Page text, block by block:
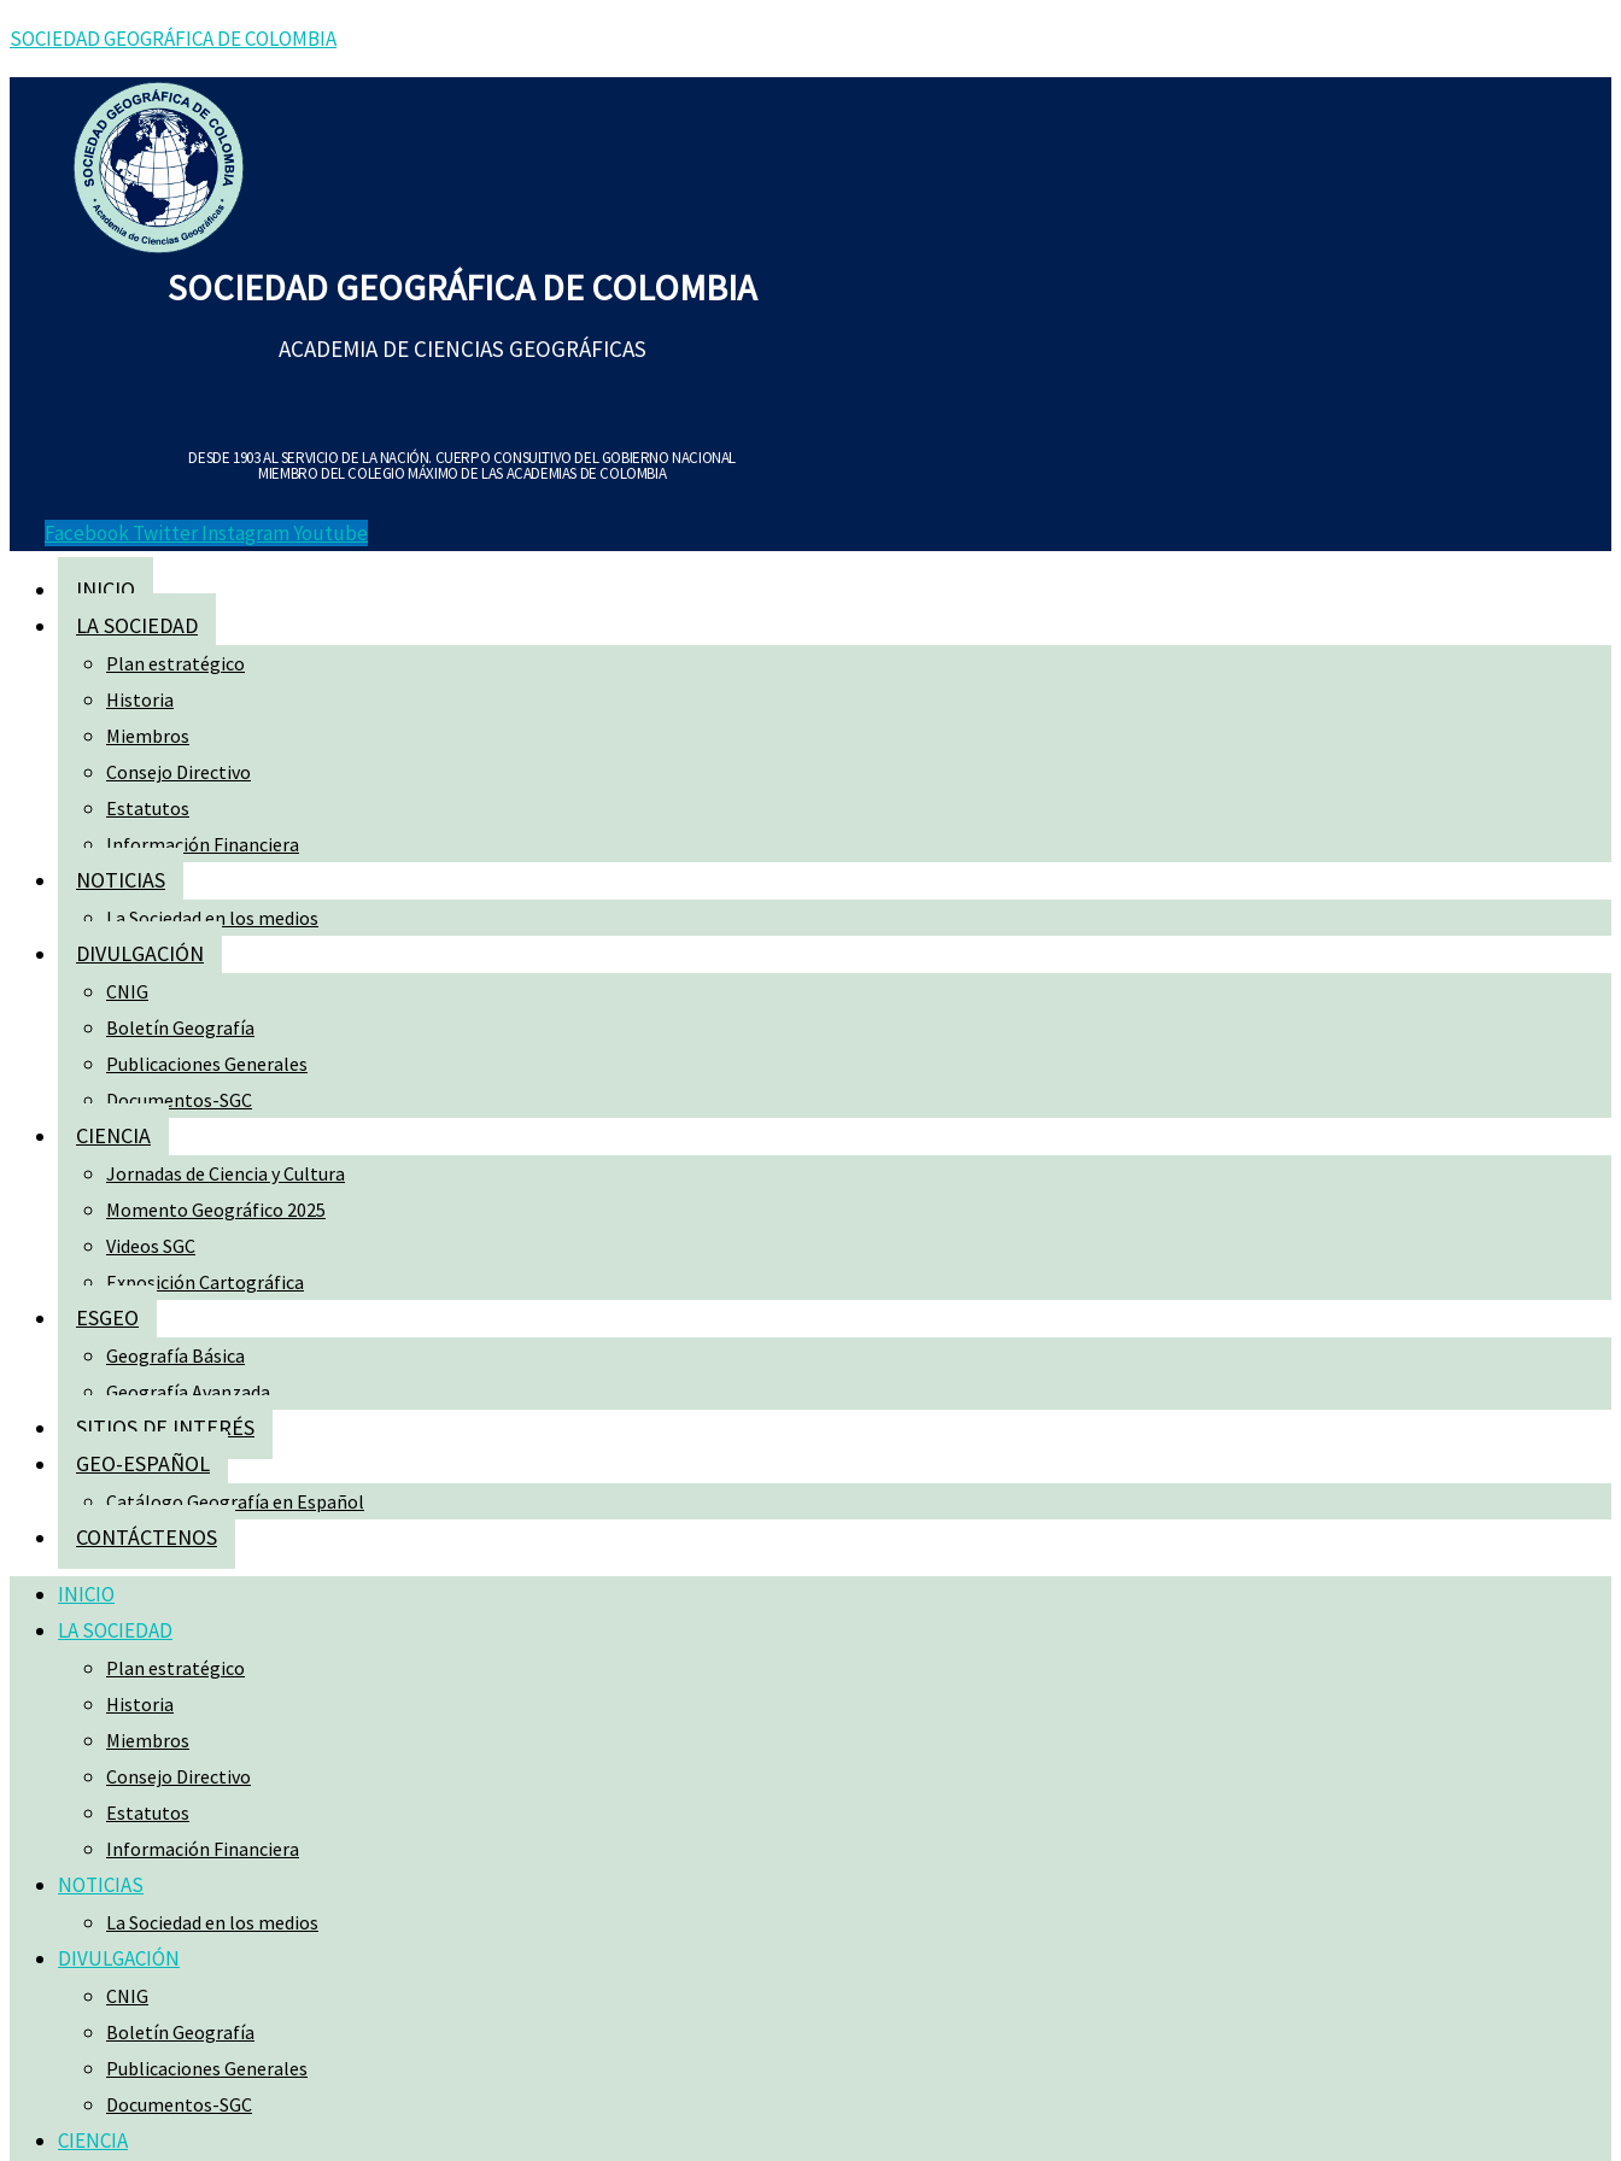
al
SOCIEDAD GEOGRÁFICA DE COLOMBIA
SOCIEDAD GEOGRÁFICA DE COLOMBIA
ACADEMIA DE CIENCIAS GEOGRÁFICAS
DESDE 1903 AL SERVICIO DE LA NACIÓN. CUERPO CONSULTIVO DEL GOBIERNO NACIONAL
MIEMBRO DEL COLEGIO MÁXIMO DE LAS ACADEMIAS DE COLOMBIA
Facebook Twitter InstagramYoutube
INICIO
LA SOCIEDAD
Plan estratégico
Historia
Miembros
Consejo Directivo
Estatutos
Información Financiera
NOTICIAS
La Sociedad en los medios
DIVULGACIÓN
CNIG
Boletín Geografía
Publicaciones Generales
Documentos-SGC
CIENCIA
Jornadas de Ciencia y Cultura
Momento Geográfico 2025
Videos SGC
Exposición Cartográfica
ESGEO
Geografía Básica
Geografía Avanzada
SITIOS DE INTERÉS
GEO-ESPAÑOL
Catálogo Geografía en Español
CONTÁCTENOS
INICIO
LA SOCIEDAD
Plan estratégico
Historia
Miembros
Consejo Directivo
Estatutos
Información Financiera
NOTICIAS
La Sociedad en los medios
DIVULGACIÓN
CNIG
Boletín Geografía
Publicaciones Generales
Documentos-SGC
CIENCIA
descubrimiento
Colombia
invisible